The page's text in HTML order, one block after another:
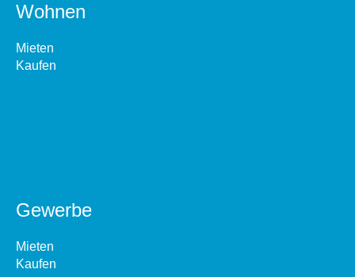
Wohnen
Mieten
Kaufen
Gewerbe
Mieten
Kaufen